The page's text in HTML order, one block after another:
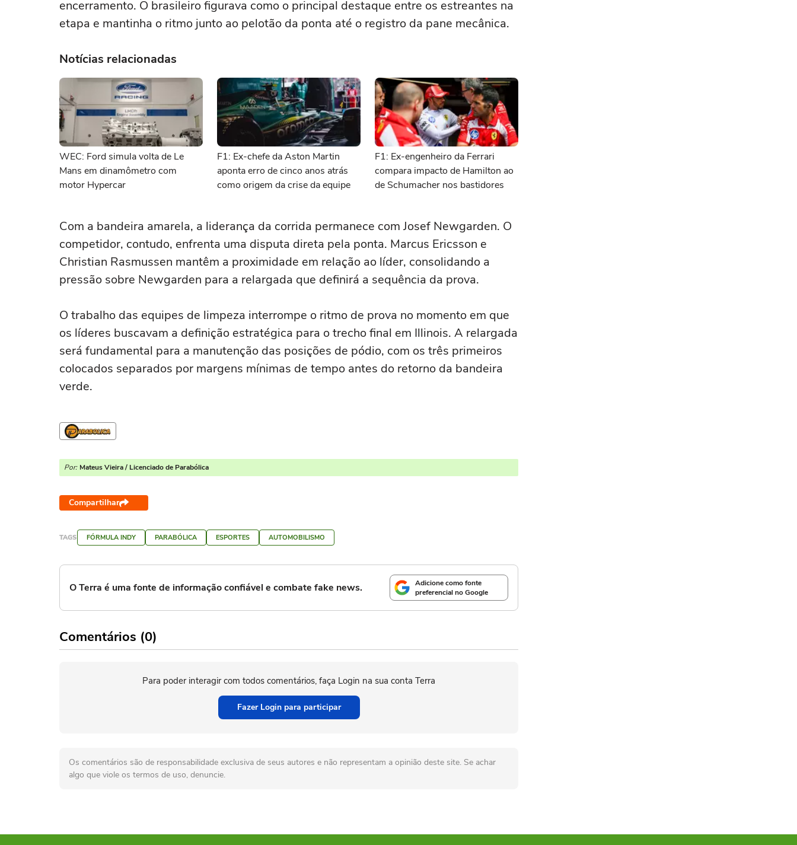
encerramento. O brasileiro figurava como o principal destaque entre os estreantes na
etapa e mantinha o ritmo junto ao pelotão da ponta até o registro da pane mecânica.
Notícias relacionadas
WEC: Ford simula volta de Le
Mans em dinamômetro com
motor Hypercar
F1: Ex-chefe da Aston Martin
aponta erro de cinco anos atrás
como origem da crise da equipe
F1: Ex-engenheiro da Ferrari
compara impacto de Hamilton ao
de Schumacher nos bastidores
Com a bandeira amarela, a liderança da corrida permanece com Josef Newgarden. O
competidor, contudo, enfrenta uma disputa direta pela ponta. Marcus Ericsson e
Christian Rasmussen mantêm a proximidade em relação ao líder, consolidando a
pressão sobre Newgarden para a relargada que definirá a sequência da prova.
O trabalho das equipes de limpeza interrompe o ritmo de prova no momento em que
os líderes buscavam a definição estratégica para o trecho final em Illinois. A relargada
será fundamental para a manutenção das posições de pódio, com os três primeiros
colocados separados por margens mínimas de tempo antes do retorno da bandeira
verde.
Por: Mateus Vieira / Licenciado de Parabólica
Compartilhar
TAGS FÓRMULA INDY PARABÓLICA ESPORTES AUTOMOBILISMO
O Terra é uma fonte de informação confiável e combate fake news.
Adicione como fonte
preferencial no Google
Comentários (0)
Para poder interagir com todos comentários, faça Login na sua conta Terra
Fazer Login para participar
Os comentários são de responsabilidade exclusiva de seus autores e não representam a opinião deste site. Se achar
algo que viole os termos de uso, denuncie.